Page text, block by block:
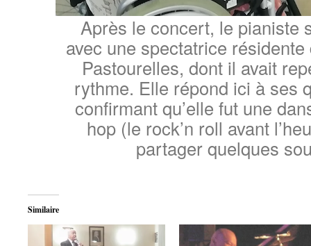
Après le concert, le pianiste
avec une spectatrice résidente
Pastourelles, dont il avait
rythme. Elle répond ici à ses
confirmant qu’elle fut une
hop (le rock’n roll avant
partager quelques
Similaire